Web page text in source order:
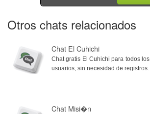
Otros chats relacionados
Chat El Cuhichi
Chat gratis El Cuhichi para todos los
usuarios, sin necesidad de registros.
Chat Misi�n